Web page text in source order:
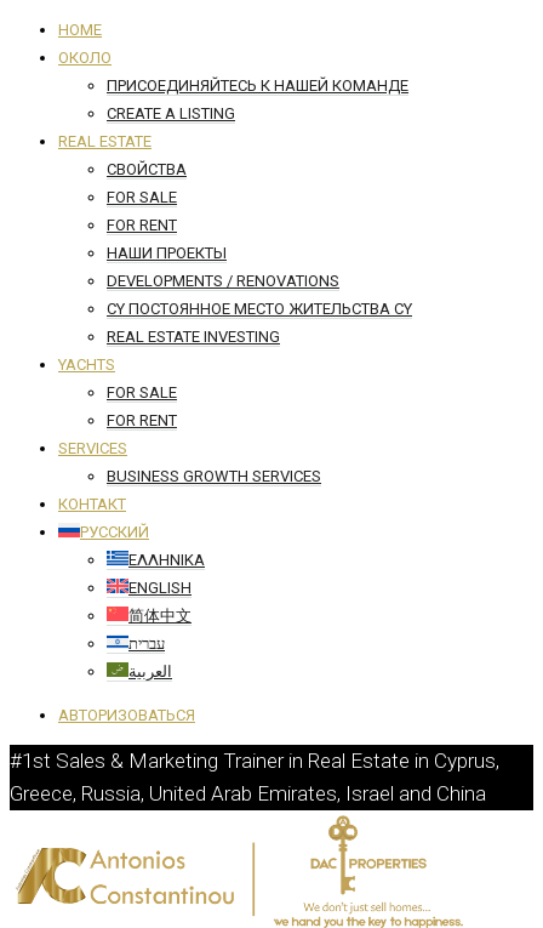
HOME
ОКОЛО
ПРИСОЕДИНЯЙТЕСЬ К НАШЕЙ КОМАНДЕ
CREATE A LISTING
REAL ESTATE
СВОЙСТВА
FOR SALE
FOR RENT
НАШИ ПРОЕКТЫ
DEVELOPMENTS / RENOVATIONS
CY ПОСТОЯННОЕ МЕСТО ЖИТЕЛЬСТВА CY
REAL ESTATE INVESTING
YACHTS
FOR SALE
FOR RENT
SERVICES
BUSINESS GROWTH SERVICES
КОНТАКТ
РУССКИЙ
ΕΛΛΗΝΙΚΆ
ENGLISH
简体中文
עברית
العربية
АВТОРИЗОВАТЬСЯ
#1st Sales & Marketing Trainer in Real Estate in Cyprus,
Greece, Russia, United Arab Emirates, Israel and China